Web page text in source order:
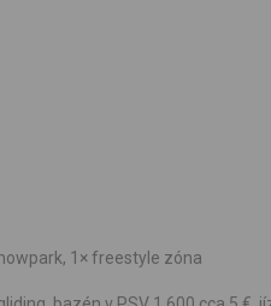
1× freestyle zóna